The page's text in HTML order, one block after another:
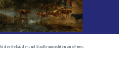
Gebäude- und Straßenansichten zu öffnen.